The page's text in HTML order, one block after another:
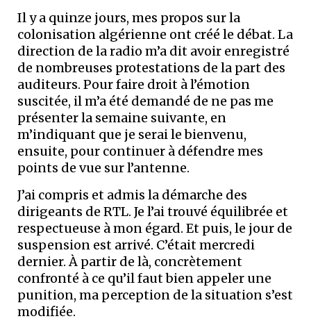
Il y a quinze jours, mes propos sur la
colonisation algérienne ont créé le débat. La
direction de la radio m’a dit avoir enregistré
de nombreuses protestations de la part des
auditeurs. Pour faire droit à l’émotion
suscitée, il m’a été demandé de ne pas me
présenter la semaine suivante, en
m’indiquant que je serai le bienvenu,
ensuite, pour continuer à défendre mes
points de vue sur l’antenne.
J’ai compris et admis la démarche des
dirigeants de RTL. Je l’ai trouvé équilibrée et
respectueuse à mon égard. Et puis, le jour de
suspension est arrivé. C’était mercredi
dernier. À partir de là, concrètement
confronté à ce qu’il faut bien appeler une
punition, ma perception de la situation s’est
modifiée.